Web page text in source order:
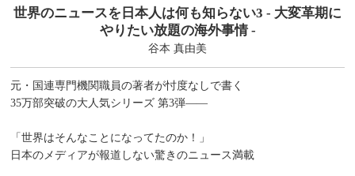
世界のニュースを日本人は何も知らない3 - 大変革期に
やりたい放題の海外事情 -
谷本 真由美
元・国連専門機関職員の著者が忖度なしで書く
35万部突破の大人気シリーズ 第3弾――
「世界はそんなことになってたのか！」
日本のメディアが報道しない驚きのニュース満載